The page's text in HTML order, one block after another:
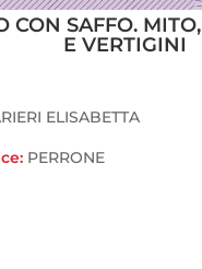
CON SAFFO.
E VERTIGINI
ELISABETTA
PERRONE